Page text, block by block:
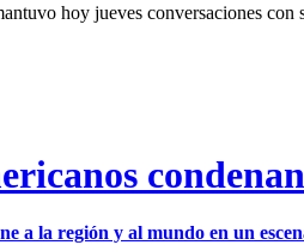
hoy jueves conversaciones con
a la región y al mundo en un